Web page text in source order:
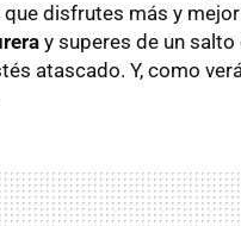
disfrutes más y
y superes de un salto
atascado. Y, como